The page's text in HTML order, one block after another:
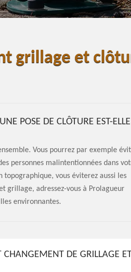
grillage et
POSE DE CLÔTURE EST-ELLE
Vous pourrez par exemple
personnes malintentionnées dans
vous éviterez aussi les
grillage, adressez-vous à Prolagueur
environnantes.
CHANGEMENT DE GRILLAGE